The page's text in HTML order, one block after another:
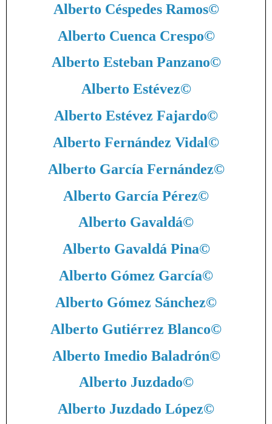
Alberto Céspedes Ramos©
Alberto Cuenca Crespo©
Alberto Esteban Panzano©
Alberto Estévez©
Alberto Estévez Fajardo©
Alberto Fernández Vidal©
Alberto García Fernández©
Alberto García Pérez©
Alberto Gavaldá©
Alberto Gavaldá Pina©
Alberto Gómez García©
Alberto Gómez Sánchez©
Alberto Gutiérrez Blanco©
Alberto Imedio Baladrón©
Alberto Juzdado©
Alberto Juzdado López©